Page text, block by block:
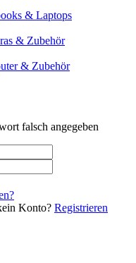
& Laptops
& Zubehör
& Zubehör
falsch angegeben
Konto? Registrieren